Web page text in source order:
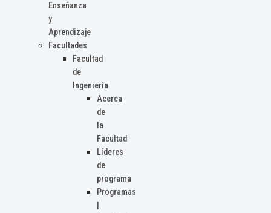
Enseñanza
y
Aprendizaje
Facultades
Facultad
de
Ingeniería
Acerca
de
la
Facultad
Líderes
de
programa
Programas